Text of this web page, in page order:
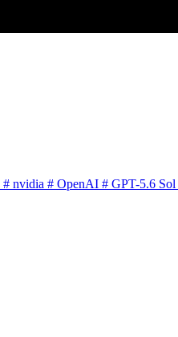
# nvidia # OpenAI # GPT-5.6 Sol